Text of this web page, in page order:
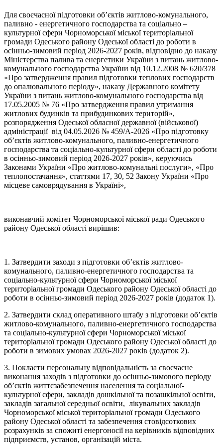
Для своєчасної підготовки об’єктів житлово-комунального,
паливно - енергетичного господарства та соціально –
культурної сфери Чорноморської міської територіальної
громади Одеського району Одеської області до роботи в
осінньо-зимовий період 2026-2027 років, відповідно до наказу
Міністерства палива та енергетики України з питань житлово-
комунального господарства України від 10.12.2008 № 620/378
«Про затвердження правил підготовки теплових господарств
до опалювального періоду», наказу Державного комітету
України з питань житлово-комунального господарства від
17.05.2005 № 76 «Про затвердження правил утримання
житлових будинків та прибудинкових територій»,
розпорядження Одеської обласної державної (військової)
адміністрації від 04.05.2026 № 459/А-2026 «Про підготовку
об’єктів житлово-комунального, паливно-енергетичного
господарства та соціально-культурної сфери області до роботи
в осінньо-зимовий період 2026-2027 років», керуючись
Законами України «Про житлово-комунальні послуги», «Про
теплопостачання», статтями 17, 30, 52 Закону України «Про
місцеве самоврядування в Україні»,
виконавчий комітет Чорноморської міської ради Одеського
району Одеської області вирішив:
1. Затвердити заходи з підготовки об’єктів житлово-
комунального, паливно-енергетичного господарства та
соціально-культурної сфери Чорноморської міської
територіальної громади Одеського району Одеської області до
роботи в осінньо-зимовий період 2026-2027 років (додаток 1).
2. Затвердити склад оперативного штабу з підготовки об’єктів
житлово-комунального, паливно-енергетичного господарства
та соціально-культурної сфери Чорноморської міської
територіальної громади Одеського району Одеської області до
роботи в зимових умовах 2026-2027 років (додаток 2).
3. Покласти персональну відповідальність за своєчасне
виконання заходів з підготовки до осінньо-зимового періоду
об’єктів життєзабезпечення населення та соціальної-
культурної сфери, закладів дошкільної та позашкільної освіти,
закладів загальної середньої освіти, лікувальних закладів
Чорноморської міської територіальної громади Одеського
району Одеської області та забезпечення стовідсоткових
розрахунків за спожиті енергоносії на керівників відповідних
підприємств, установ, організацій міста.